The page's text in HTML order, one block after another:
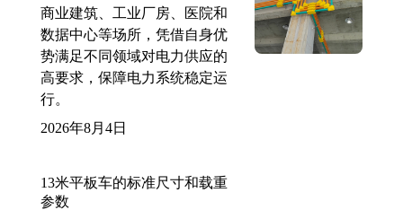
商业建筑、工业厂房、医院和
数据中心等场所，凭借自身优
势满足不同领域对电力供应的
高要求，保障电力系统稳定运
行。
2026年8月4日
13米平板车的标准尺寸和载重
参数